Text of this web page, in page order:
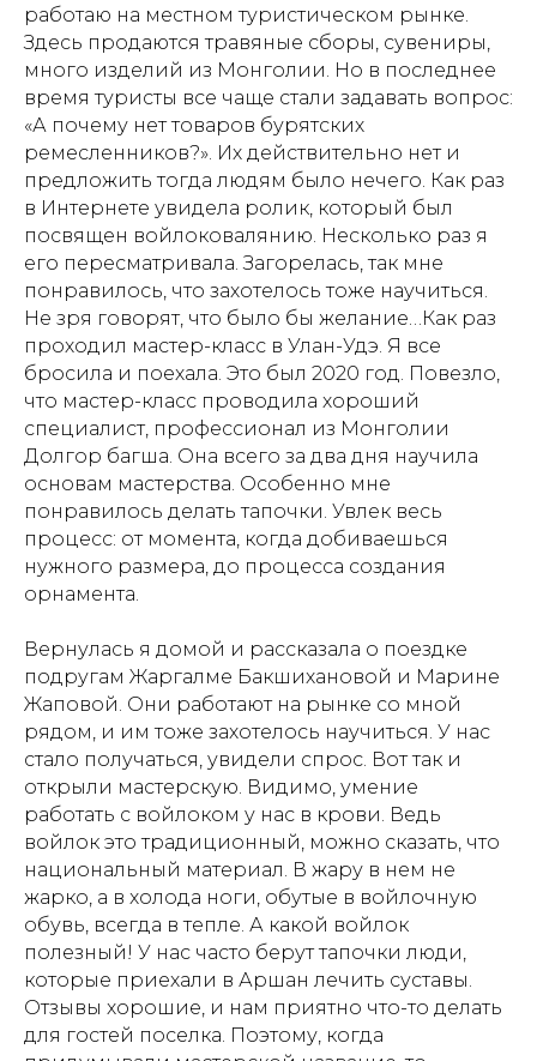
работаю на местном туристическом рынке.
Здесь продаются травяные сборы, сувениры,
много изделий из Монголии. Но в последнее
время туристы все чаще стали задавать вопрос:
«А почему нет товаров бурятских
ремесленников?». Их действительно нет и
предложить тогда людям было нечего. Как раз
в Интернете увидела ролик, который был
посвящен войлоковалянию. Несколько раз я
его пересматривала. Загорелась, так мне
понравилось, что захотелось тоже научиться.
Не зря говорят, что было бы желание…Как раз
проходил мастер-класс в Улан-Удэ. Я все
бросила и поехала. Это был 2020 год. Повезло,
что мастер-класс проводила хороший
специалист, профессионал из Монголии
Долгор багша. Она всего за два дня научила
основам мастерства. Особенно мне
понравилось делать тапочки. Увлек весь
процесс: от момента, когда добиваешься
нужного размера, до процесса создания
орнамента.
Вернулась я домой и рассказала о поездке
подругам Жаргалме Бакшихановой и Марине
Жаповой. Они работают на рынке со мной
рядом, и им тоже захотелось научиться. У нас
стало получаться, увидели спрос. Вот так и
открыли мастерскую. Видимо, умение
работать с войлоком у нас в крови. Ведь
войлок это традиционный, можно сказать, что
национальный материал. В жару в нем не
жарко, а в холода ноги, обутые в войлочную
обувь, всегда в тепле. А какой войлок
полезный! У нас часто берут тапочки люди,
которые приехали в Аршан лечить суставы.
Отзывы хорошие, и нам приятно что-то делать
для гостей поселка. Поэтому, когда